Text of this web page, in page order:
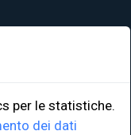
per le statistiche.
dei dati